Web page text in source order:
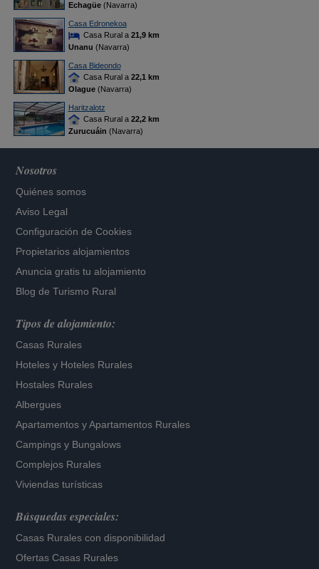
Echagüe(Navarra)
Casa Edronekoa
Casa Rural a 21,9 km
Unanu (Navarra)
Casa Bideondo
Casa Rural a 22,1 km
Olague(Navarra)
Haritzalotz
Casa Rural a 22,2 km
Zurucuáin (Navarra)
Nosotros
Quiénes somos
Aviso Legal
Configuración de Cookies
Propietarios alojamientos
Anuncia gratis tu alojamiento
Blog de Turismo Rural
Tipos de alojamiento:
Casas Rurales
Hoteles y Hoteles Rurales
Hostales Rurales
Albergues
Apartamentos yApartamentos Rurales
Campings y Bungalows
Complejos Rurales
Viviendas turísticas
Búsquedas especiales:
Casas Rurales con disponibilidad
Ofertas Casas Rurales